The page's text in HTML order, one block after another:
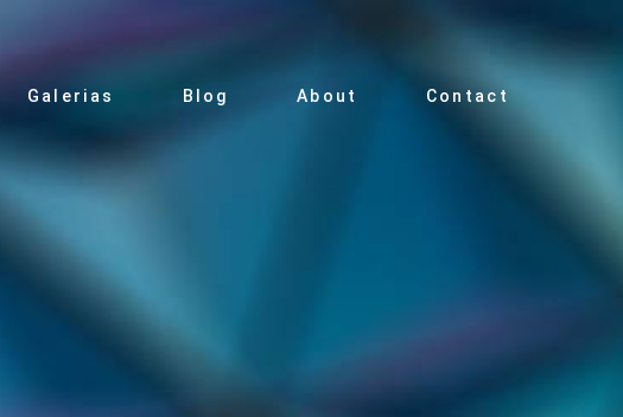
Galerias Blog About Contact